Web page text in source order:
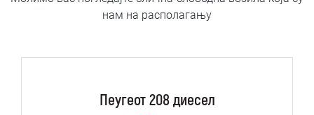
нам на располагању
Пеугеот 208 диесел